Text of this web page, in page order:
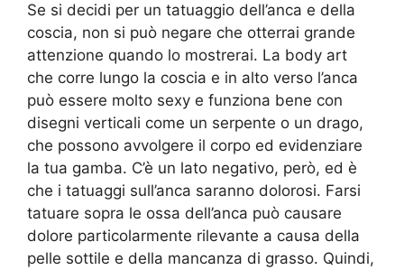
Se si decidi per un tatuaggio dell’anca e della
coscia, non si può negare che otterrai grande
attenzione quando lo mostrerai. La body art
che corre lungo la coscia e in alto verso l’anca
può essere molto sexy e funziona bene con
disegni verticali come un serpente o un drago,
che possono avvolgere il corpo ed evidenziare
la tua gamba. C’è un lato negativo, però, ed è
che i tatuaggi sull’anca saranno dolorosi. Farsi
tatuare sopra le ossa dell’anca può causare
dolore particolarmente rilevante a causa della
pelle sottile e della mancanza di grasso. Quindi,